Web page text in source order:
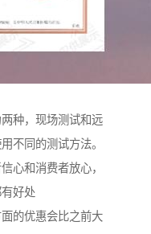
种，现场测试和远
不同的测试方法。
心和消费者放心，
好处
的优惠会比之前大